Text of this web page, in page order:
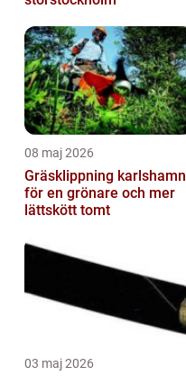
08 maj 2026
Gräsklippning karlshamn
för en grönare och mer
lättskött tomt
03 maj 2026